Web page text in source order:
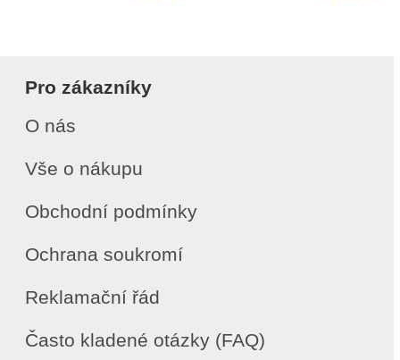
Pro zákazníky
O nás
Vše o nákupu
Obchodní podmínky
Ochrana soukromí
Reklamační řád
Často kladené otázky (FAQ)